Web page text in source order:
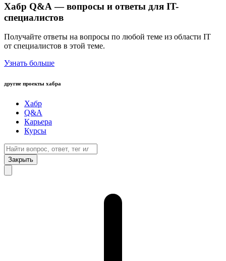
Хабр Q&A — вопросы и ответы для IT-
специалистов
Получайте ответы на вопросы по любой теме из области IT
от специалистов в этой теме.
Узнать больше
другие проекты хабра
Хабр
Q&A
Карьера
Курсы
Закрыть